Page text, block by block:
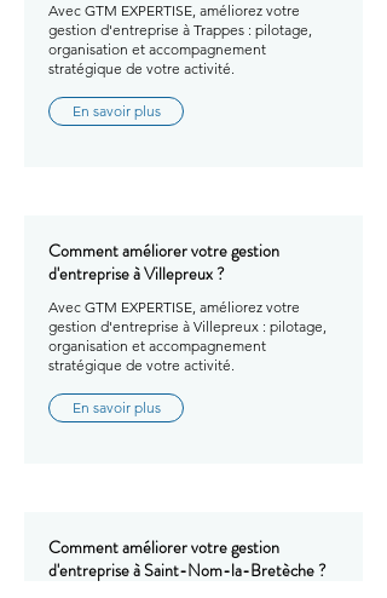
Avec GTM EXPERTISE, améliorez votre
gestion d'entreprise à Trappes : pilotage,
organisation et accompagnement
stratégique de votre activité.
En savoir plus
Comment améliorer votre gestion
d'entreprise à Villepreux ?
Avec GTM EXPERTISE, améliorez votre
gestion d'entreprise à Villepreux : pilotage,
organisation et accompagnement
stratégique de votre activité.
En savoir plus
Comment améliorer votre gestion
d'entreprise à Saint-Nom-la-Bretèche ?